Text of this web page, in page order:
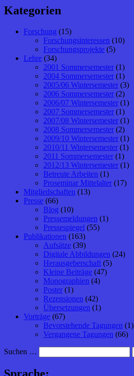
Kategorien
Forschung (15)
Forschungsinteressen (10)
Forschungsprojekte (5)
Lehre (34)
2001 Sommersemester (1)
2004 Sommersemester (1)
2005/06 Wintersemester (3)
2006 Sommersemester (2)
2006/07 Wintersemester (1)
2007 Sommersemester (1)
2007/08 Wintersemester (1)
2008 Sommersemester (2)
2009/10 Wintersemester (1)
2010/11 Wintersemester (1)
2011 Sommersemester (1)
2012/13 Wintersemester (1)
Betreute Arbeiten (1)
Proseminar Mittelalter (17)
Mitgliedschaften (13)
Presse (66)
Blog (10)
Pressemeldungen (1)
Pressespiegel (55)
Publikationen (163)
Aufsätze (39)
Digitale Abbildungen (24)
Herausgeberschaft (5)
Kleine Beiträge (47)
Monographien (4)
Poster (1)
Rezensionen (42)
Übersetzungen (1)
Vorträge (67)
Bevorstehende Tagungen (1)
Vergangene Tagungen (66)
Suchen …